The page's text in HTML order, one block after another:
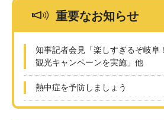
重要なお知らせ
知事記者会見「楽しすぎるぞ岐阜
観光キャンペーンを実施」他
熱中症を予防しましょう